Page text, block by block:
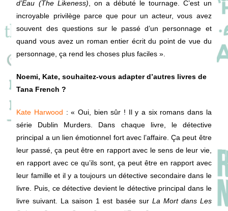
d’Eau (The Likeness) , on a débuté le tournage. C’est un
incroyable privilège parce que pour un acteur, vous avez
souvent des questions sur le passé d’un personnage et
quand vous avez un roman entier écrit du point de vue du
personnage, ça rend les choses plus faciles ».
Noemi, Kate, souhaitez-vous adapter d’autres livres de
Tana French ?
Kate Harwood : « Oui, bien sûr ! Il y a six romans dans la
série Dublin Murders. Dans chaque livre, le détective
principal a un lien émotionnel fort avec l’affaire. Ça peut être
leur passé, ça peut être en rapport avec le sens de leur vie,
en rapport avec ce qu’ils sont, ça peut être en rapport avec
leur famille et il y a toujours un détective secondaire dans le
livre. Puis, ce détective devient le détective principal dans le
livre suivant. La saison 1 est basée sur La Mort dans Les